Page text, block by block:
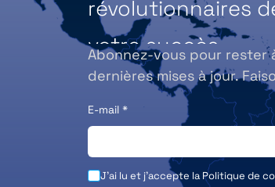
votre succès.
Abonnez-vous pour rester
dernières mises à jour.
E-mail *
J'ai lu et j'accepte laPolitique de